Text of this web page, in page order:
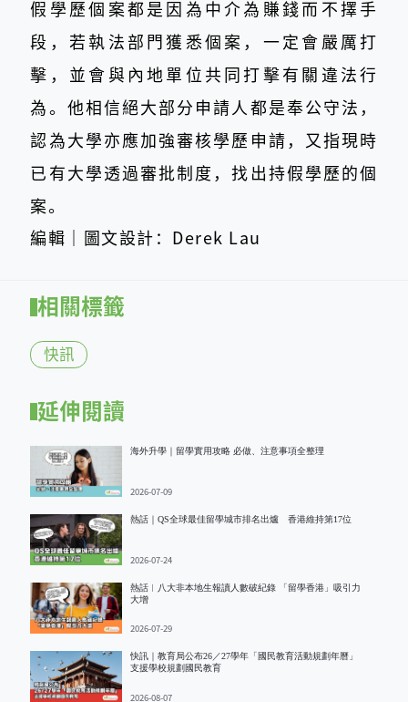
假學歷個案都是因為中介為賺錢而不擇手
段，若執法部門獲悉個案，一定會嚴厲打
擊，並會與內地單位共同打擊有關違法行
為。他相信絕大部分申請人都是奉公守法，
認為大學亦應加強審核學歷申請，又指現時
已有大學透過審批制度，找出持假學歷的個
案。
編輯｜圖文設計：Derek Lau
相關標籤
快訊
延伸閱讀
海外升學｜留學實用攻略 必做、注意事項全整理
2026-07-09
熱話｜QS全球最佳留學城市排名出爐 香港維持第17位
2026-07-24
熱話︱八大非本地生報讀人數破紀錄 「留學香港」吸引力
大增
2026-07-29
快訊｜教育局公布26／27學年「國民教育活動規劃年曆」
支援學校規劃國民教育
2026-08-07